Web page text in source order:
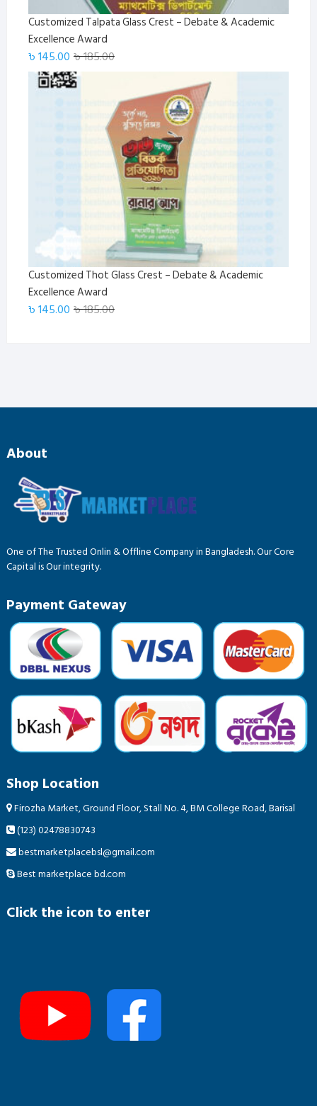
Customized Talpata Glass Crest – Debate & Academic
Excellence Award
৳185.00Original
৳ 185.00.
৳145.00
Current
৳ 145.00.
Customized Thot Glass Crest – Debate & Academic
Excellence Award
৳185.00Original
৳145.00
Current
About
One of The Trusted Onlin & Offline Company in Bangladesh. Our Core
Capital is Our integrity.
Payment Gateway
Shop Location
Firozha Market, Ground Floor, Stall No. 4, BM College Road, Barisal
(123) 02478830743
bestmarketplacebsl@gmail.com
Best marketplace bd.com
Click the icon to enter